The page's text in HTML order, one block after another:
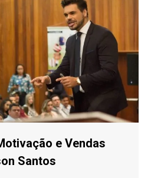
e Vendas
Santos